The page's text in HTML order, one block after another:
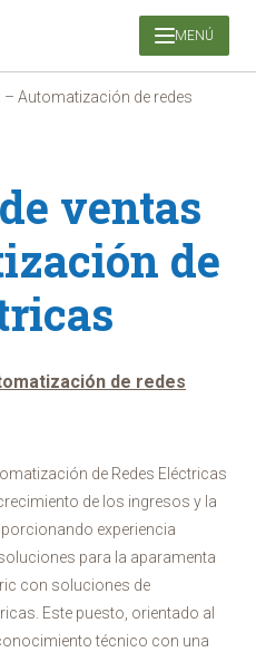
MENÚ
– Automatización de redes
ventas
de
de redes
de Redes Eléctricas
de los ingresos y la
experiencia
para la aparamenta
con soluciones de
Este puesto, orientado al
técnico con una